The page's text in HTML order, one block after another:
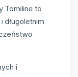
Tomiline to
długoletnim
i